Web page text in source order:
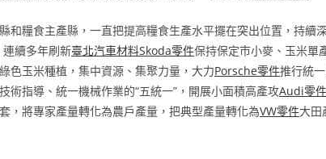
和糧食主產縣，一直把提高糧食生產水平擺在突出位置，持續
續多年刷新臺北汽車材料Skoda零件保持保定市小麥、玉米單
色玉米種植，集中資源、集聚力量，大力Porsche零件推行統
術指導、統一機械作業的“五統一”，開展小面積高產攻Audi零件
，將專家產量轉化為農戶產量，把典型產量轉化為VW零件大田